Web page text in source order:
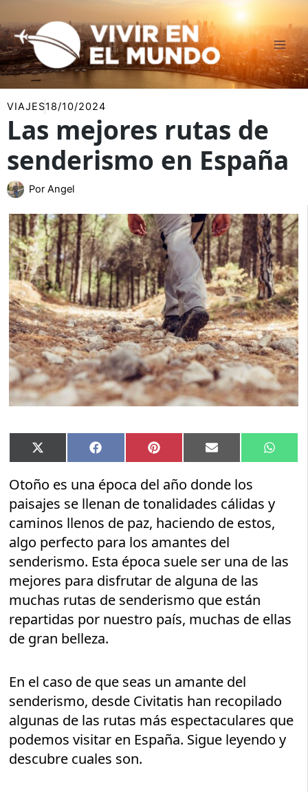
al
contenido
VIAJES18/10/2024
Las mejores rutas de
senderismo en España
Por Angel
Compartir
en
X
(Twitter)
Compartir
en
Facebook Compartir
en
Pinterest Compartir
en
Email
en
Otoño es una época del año donde los
paisajes se llenan de tonalidades cálidas y
caminos llenos de paz, haciendo de estos,
algo perfecto para los amantes del
senderismo. Esta época suele ser una de las
mejores para disfrutar de alguna de las
muchas rutas de senderismo que están
repartidas por nuestro país, muchas de ellas
de gran belleza.
En el caso de que seas un amante del
senderismo, desde Civitatis han recopilado
algunas de las rutas más espectaculares que
podemos visitar en España. Sigue leyendo y
descubre cuales son.